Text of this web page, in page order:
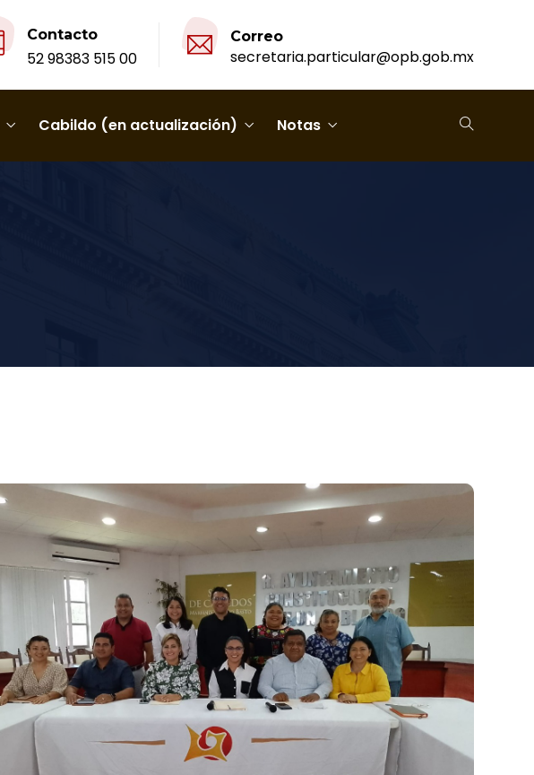
Contacto
52 98383 515 00
Correo
secretaria.particular@opb.gob.mx
Cabildo (en actualización) Notas